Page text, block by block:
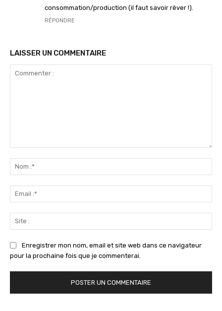
consommation/production (il faut savoir rêver !).
RÉPONDRE
LAISSER UN COMMENTAIRE
Enregistrer mon nom, email et site web dans ce navigateur
pour la prochaine fois que je commenterai.